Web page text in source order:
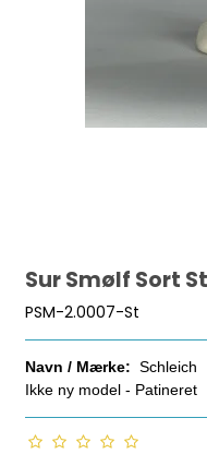
Sur Smølf Sort
PSM-2.0007-St
Navn / Mærke: Schleich
Ikke ny model - Patineret